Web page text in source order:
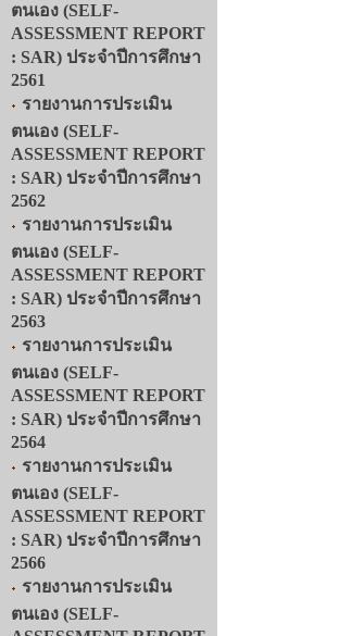
ตนเอง (SELF-
ASSESSMENT REPORT
: SAR) ประจำปีการศึกษา
2561
รายงานการประเมิน
ตนเอง (SELF-
ASSESSMENT REPORT
: SAR) ประจำปีการศึกษา
2562
รายงานการประเมิน
ตนเอง (SELF-
ASSESSMENT REPORT
: SAR) ประจำปีการศึกษา
2563
รายงานการประเมิน
ตนเอง (SELF-
ASSESSMENT REPORT
: SAR) ประจำปีการศึกษา
2564
รายงานการประเมิน
ตนเอง (SELF-
ASSESSMENT REPORT
: SAR) ประจำปีการศึกษา
2566
รายงานการประเมิน
ตนเอง (SELF-